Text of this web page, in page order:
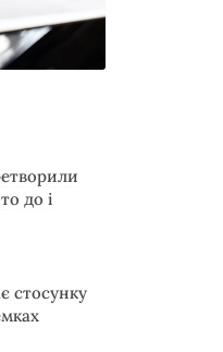
до і
стосунку